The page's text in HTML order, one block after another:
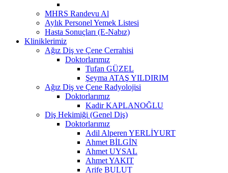
MHRS Randevu Al
Aylık Personel Yemek Listesi
Hasta Sonuçları (E-Nabız)
Kliniklerimiz
Ağız Diş ve Çene Cerrahisi
Doktorlarımız
Tufan GÜZEL
Şeyma ATAŞ YILDIRIM
Ağız Diş ve Çene Radyolojisi
Doktorlarımız
Kadir KAPLANOĞLU
Diş Hekimiği (Genel Diş)
Doktorlarımız
Adil Alperen YERLİYURT
Ahmet BİLGİN
Ahmet UYSAL
Ahmet YAKIT
Arife BULUT